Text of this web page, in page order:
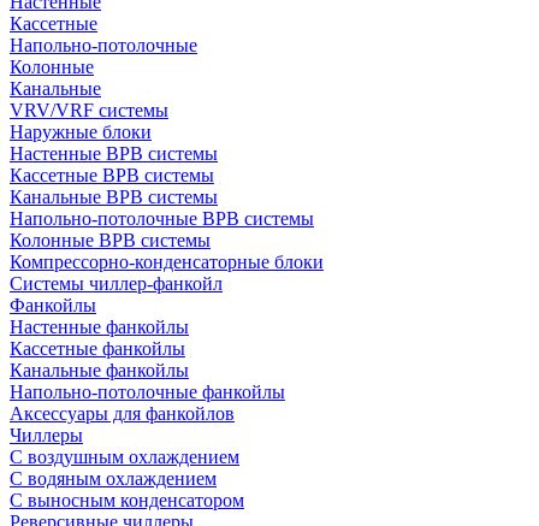
Кассетные
Напольно-потолочные
Колонные
Канальные
VRV/VRF системы
Наружные блоки
Настенные ВРВ системы
Кассетные ВРВ системы
Канальные ВРВ системы
Напольно-потолочные ВРВ системы
Колонные ВРВ системы
Компрессорно-конденсаторные блоки
Системы чиллер-фанкойл
Фанкойлы
Настенные фанкойлы
Кассетные фанкойлы
Канальные фанкойлы
Напольно-потолочные фанкойлы
Аксессуары для фанкойлов
Чиллеры
С воздушным охлаждением
С водяным охлаждением
С выносным конденсатором
Реверсивные чиллеры